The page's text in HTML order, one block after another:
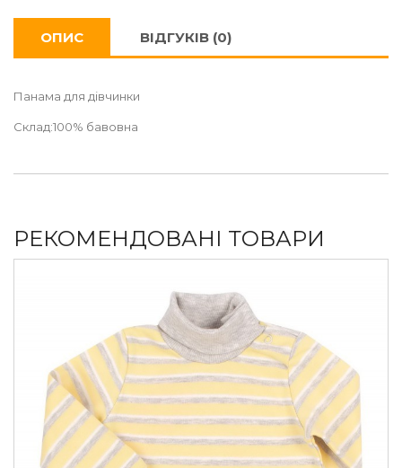
ОПИС ВІДГУКІВ (0)
Панама для дівчинки
Склад:100% бавовна
РЕКОМЕНДОВАНІ ТОВАРИ